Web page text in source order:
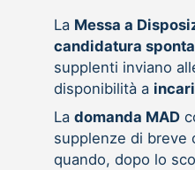
La Messa a
candidatura
supplenti inviano
disponibilità a
La domanda MAD
supplenze di breve
quando, dopo lo